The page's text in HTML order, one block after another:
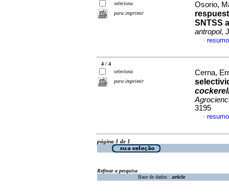
seleciona
para imprimir
Osorio,
SNTSS
antropol,
·
4 / 4
seleciona
para imprimir
Cerna,
3195
·
página 1 de 1
Refinar a pesquisa
Base de dados : article